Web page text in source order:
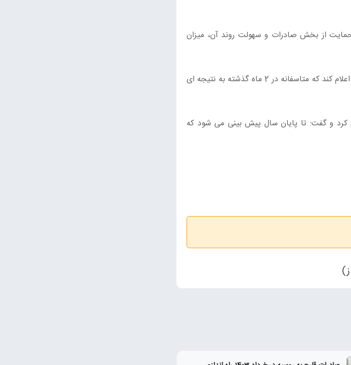
که در صورت حمایت از بخش صادرات و سهولت روند آن، میزان
وی افزود: از وزارت جهاد کشورزی تقاضا داریم که برای صادرات هوایی نرخ مشخصی را اعلام کند که متاسفانه در 2 ماه گذشته به نتیجه ای
کرد و گفت: تا پایان سال پیش بینی می شود که